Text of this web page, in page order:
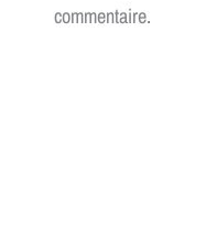
commentaire.